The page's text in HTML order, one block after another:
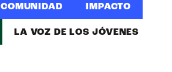
COMUNIDAD IMPACTO
LA VOZ DE LOS JÓVENES